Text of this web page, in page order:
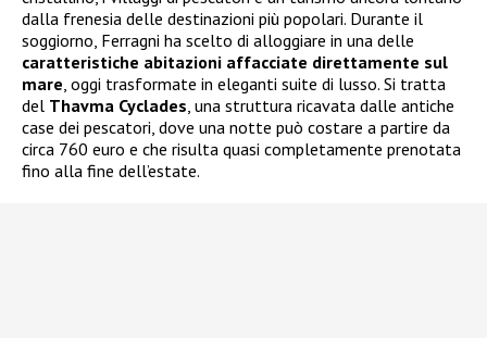
dalla frenesia delle destinazioni più popolari. Durante il
soggiorno, Ferragni ha scelto di alloggiare in una delle
caratteristiche abitazioni affacciate direttamente sul
mare , oggi trasformate in eleganti suite di lusso. Si tratta
del Thavma Cyclades , una struttura ricavata dalle antiche
case dei pescatori, dove una notte può costare a partire da
circa 760 euro e che risulta quasi completamente prenotata
fino alla fine dell’estate.